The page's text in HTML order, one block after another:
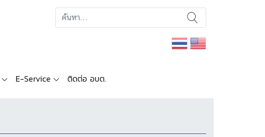
E-Service ติดต่อ อบต.